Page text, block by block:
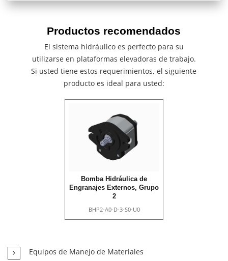
Productos recomendados
El sistema hidráulico es perfecto para su
utilizarse en plataformas elevadoras de trabajo.
Si usted tiene estos requerimientos, el siguiente
producto es ideal para usted:
Bomba Hidráulica de
Engranajes Externos, Grupo
2
BHP2-A0-D-3-S0-U0
Equipos de Manejo de Materiales